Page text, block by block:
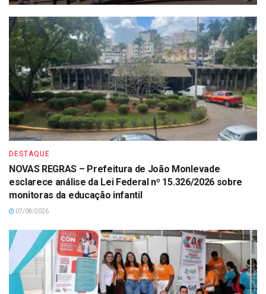
DESTAQUE
NOVAS REGRAS – Prefeitura de João Monlevade
esclarece análise da Lei Federal nº 15.326/2026 sobre
monitoras da educação infantil
07/08/2026